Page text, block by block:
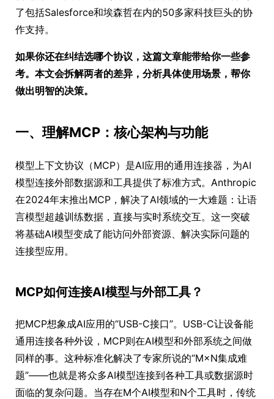
了包括Salesforce和埃森哲在内的50多家科技巨头的协
作支持。
如果你还在纠结选哪个协议，这篇文章能带给你一些参
考。本文会拆解两者的差异，分析具体使用场景，帮你
做出明智的决策。
一、理解MCP：核心架构与功能
模型上下文协议（MCP）是AI应用的通用连接器，为AI
模型连接外部数据源和工具提供了标准方式。Anthropic
在2024年末推出MCP，解决了AI领域的一大难题：让语
言模型超越训练数据，直接与实时系统交互。这一突破
将基础AI模型变成了能访问外部资源、解决实际问题的
连接型应用。
MCP如何连接AI模型与外部工具？
把MCP想象成AI应用的“USB-C接口”。USB-C让设备能
通用连接各种外设，MCP则在AI模型和外部系统之间做
同样的事。这种标准化解决了专家所说的“M×N集成难
题”——也就是将众多AI模型连接到各种工具或数据源时
面临的复杂问题。当存在M个AI模型和N个工具时，传统